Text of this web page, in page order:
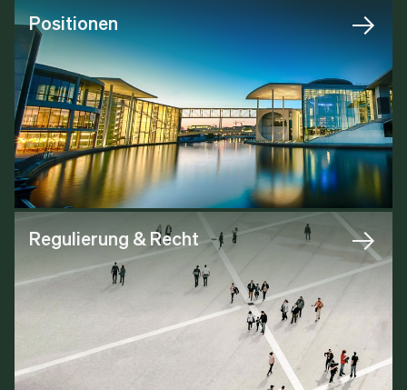
Positionen
Regulierung & Recht